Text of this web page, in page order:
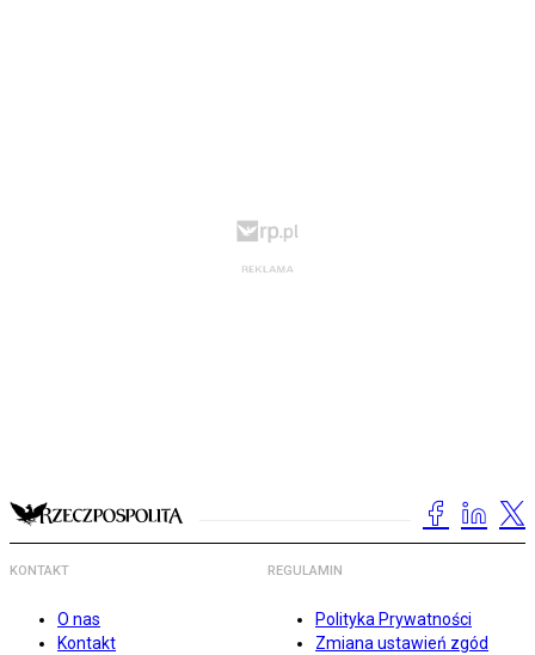
KONTAKT
O nas
Kontakt
REGULAMIN
Polityka Prywatności
Zmiana ustawień zgód